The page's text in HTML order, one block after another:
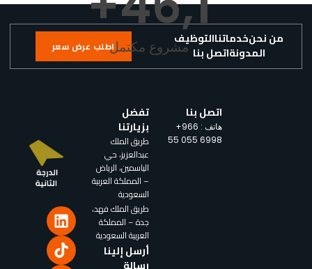
مشروع مكتمل من نحنخدماتناالتوظيف
المدونةاتصل بنا اطلب عرض سعر
اتصل بنا
هاتف :+966
55 055 6998
تفضل
بزيارتنا
طريق الملك
عبدالعزيز، حي
الياسمين، الرياض
– المملكة العربية
السعودية
طريق الملك فهد،
جدة – المملكة
العربية السعودية
أرسل إلينا
رسالة